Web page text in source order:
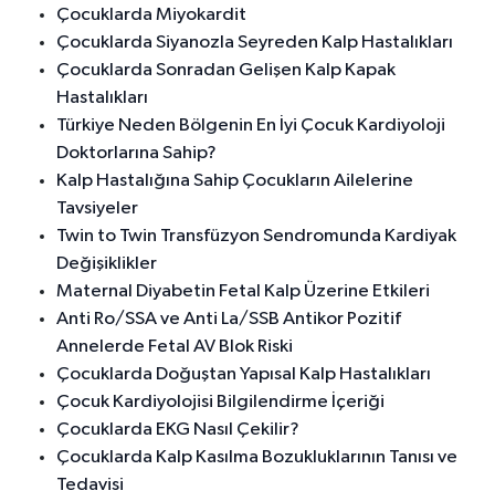
Çocuklarda Miyokardit
Çocuklarda Siyanozla Seyreden Kalp Hastalıkları
Çocuklarda Sonradan Gelişen Kalp Kapak
Hastalıkları
Türkiye Neden Bölgenin En İyi Çocuk Kardiyoloji
Doktorlarına Sahip?
Kalp Hastalığına Sahip Çocukların Ailelerine
Tavsiyeler
Twin to Twin Transfüzyon Sendromunda Kardiyak
Değişiklikler
Maternal Diyabetin Fetal Kalp Üzerine Etkileri
Anti Ro/SSA ve Anti La/SSB Antikor Pozitif
Annelerde Fetal AV Blok Riski
Çocuklarda Doğuştan Yapısal Kalp Hastalıkları
Çocuk Kardiyolojisi Bilgilendirme İçeriği
Çocuklarda EKG Nasıl Çekilir?
Çocuklarda Kalp Kasılma Bozukluklarının Tanısı ve
Tedavisi